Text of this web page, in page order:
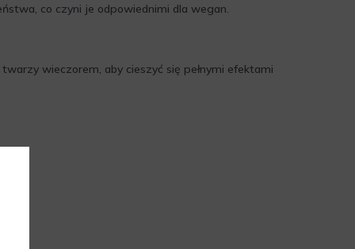
co czyni je odpowiednimi dla wegan.
twarzy wieczorem, aby cieszyć się pełnymi efektami